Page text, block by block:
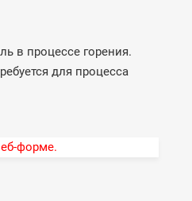
в процессе горения.
для процесса
форме.